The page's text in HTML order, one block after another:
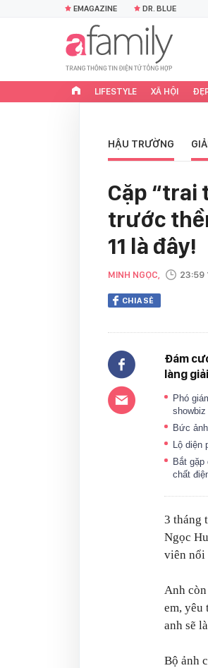
EMAGAZINE DR. BLUE
LIFESTYLE XÃ HỘI
HẬU TRƯỜNG
Cặp “trai
trước
11 là đây!
MINH NGỌC, 23:59
CHIA SẺ
Đám
làng
Phó
Bức
Lộ diện
Bắt
chất
3 tháng
Ngọc
viên nổi
Anh
em, yêu
anh sẽ
Bộ ảnh